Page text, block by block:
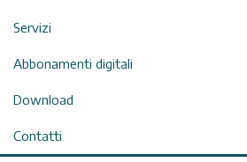
Servizi
Abbonamenti digitali
Download
Contatti